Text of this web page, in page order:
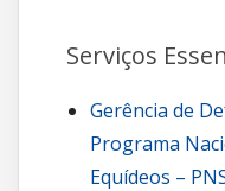
Serviços
Gerência de
Programa
Equídeos –